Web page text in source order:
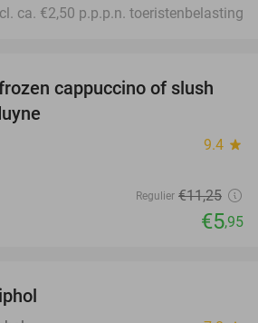
ca. €2,50 p.p.p.n. toeristenbelasting
47%
cappuccino of slush
9.4 star
Regulier €11,25
€5,95